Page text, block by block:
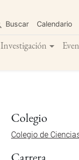
contenido
principal
Buscar Calendario
Investigación
Colegio
Colegio de